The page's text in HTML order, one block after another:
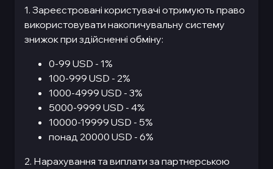
1. Зареєстровані користувачі отримують право
використовувати накопичувальну систему
знижок при здійсненні обміну:
0-99 USD - 1%
100-999 USD - 2%
1000-4999 USD - 3%
5000-9999 USD - 4%
10000-19999 USD - 5%
понад 20000 USD - 6%
2. Нарахування та виплати за партнерською